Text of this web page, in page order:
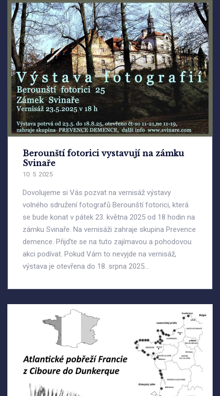
Berounští fotorici vystavují na zámku
Svinaře
10. 5. 2025
Dovolujeme si Vás pozvat na vernisáž výstavy
volného sdružení fotografů Berounští fotorici, která
se bude konat v pátek 23. května 2025 od 18 hodin na
zámku Svinaře. Na vernisáži zahraje skupina Prevence
demence. Přijďte se na tuto zajímavou a pohodovou
akci podívat. Pokud Vám to nevyjde na vernisáž,
výstava je otevřena do 18. srpna 2025...